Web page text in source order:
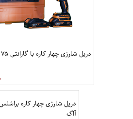
دریل شارژی چهار کاره با گارانتی ۷۵ نیوتون AEG آاگ
آاگ